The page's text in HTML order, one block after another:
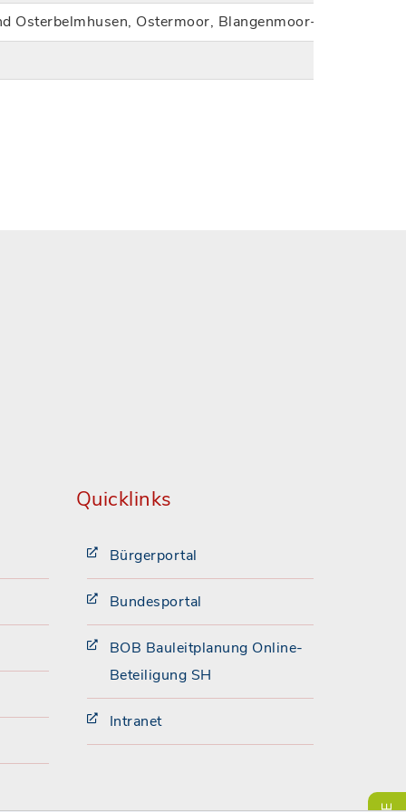
Ostermoor, Blangenmoor-Lehe
Quicklinks
Bürgerportal
Bundesportal
BOB Bauleitplanung Online-
Beteiligung SH
Intranet